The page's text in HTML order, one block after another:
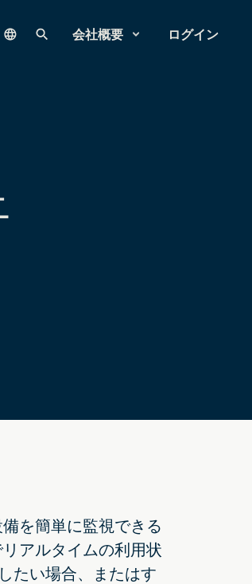
Languageサイト内検索
会社概要 ログイン
を簡単に監視できる
アルタイムの利用状
たい場合、またはす